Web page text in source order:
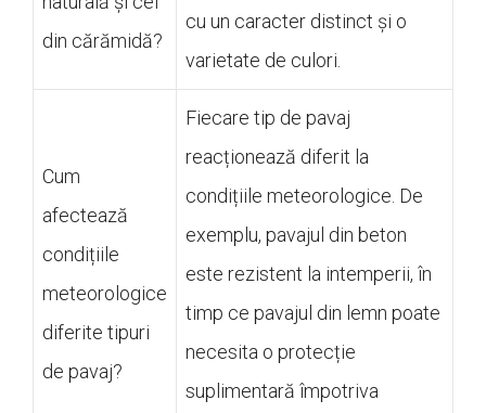
din cărămidă?
cu un caracter distinct și o
varietate de culori.
Cum
afectează
condițiile
meteorologice
diferite tipuri
de pavaj?
Fiecare tip de pavaj
reacționează diferit la
condițiile meteorologice. De
exemplu, pavajul din beton
este rezistent la intemperii, în
timp ce pavajul din lemn poate
necesita o protecție
suplimentară împotriva